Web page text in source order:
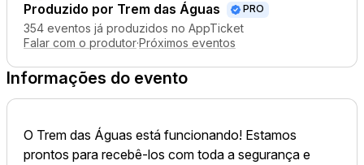
Produzido por Trem das Águas PRO
354 eventos já produzidos no AppTicket
Falar com o produtor·Próximos eventos
Informações do evento
O Trem das Águas está funcionando! Estamos
prontos para recebê-los com toda a segurança e